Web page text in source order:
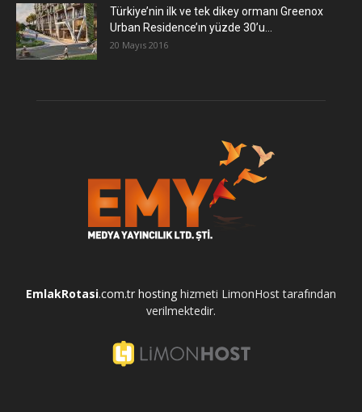
Türkiye’nin ilk ve tek dikey ormanı Greenox
Urban Residence’ın yüzde 30’u...
20 Mayıs 2016
EmlakRotasi.com.tr hosting hizmeti LimonHost tarafından
verilmektedir.